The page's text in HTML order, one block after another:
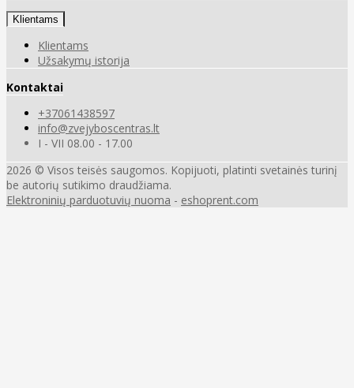
Klientams
Klientams
Užsakymų istorija
Kontaktai
+37061438597
info@zvejyboscentras.lt
I - VII 08.00 - 17.00
2026 © Visos teisės saugomos. Kopijuoti, platinti svetainės turinį
be autorių sutikimo draudžiama.
Elektroninių parduotuvių nuoma - eshoprent.com